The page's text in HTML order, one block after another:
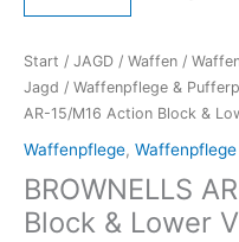
Start / JAGD / Waffen /
Jagd / Waffenpflege &
AR-15/M16 Action Block &
Waffenpflege,
BROWNELLS
Block & Lower